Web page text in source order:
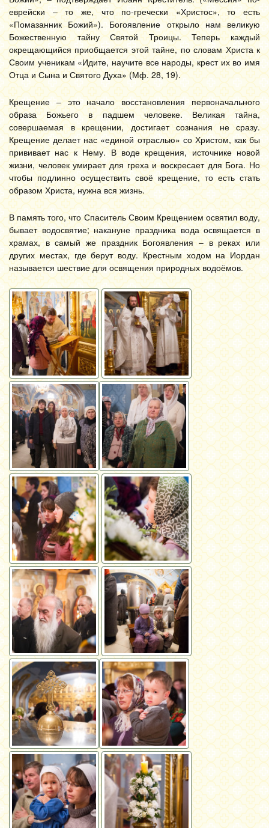
еврейски – то же, что по-гречески «Христос», то есть
«Помазанник Божий»). Богоявление открыло нам великую
Божественную тайну Святой Троицы. Теперь каждый
окрещающийся приобщается этой тайне, по словам Христа к
Своим ученикам «Идите, научите все народы, крест их во имя
Отца и Сына и Святого Духа» (Мф. 28, 19).
Крещение – это начало восстановления первоначального
образа Божьего в падшем человеке. Великая тайна,
совершаемая в крещении, достигает сознания не сразу.
Крещение делает нас «единой отраслью» со Христом, как бы
прививает нас к Нему. В воде крещения, источнике новой
жизни, человек умирает для греха и воскресает для Бога. Но
чтобы подлинно осуществить своё крещение, то есть стать
образом Христа, нужна вся жизнь.
В память того, что Спаситель Своим Крещением освятил воду,
бывает водосвятие; накануне праздника вода освящается в
храмах, в самый же праздник Богоявления – в реках или
других местах, где берут воду. Крестным ходом на Иордан
называется шествие для освящения природных водоёмов.